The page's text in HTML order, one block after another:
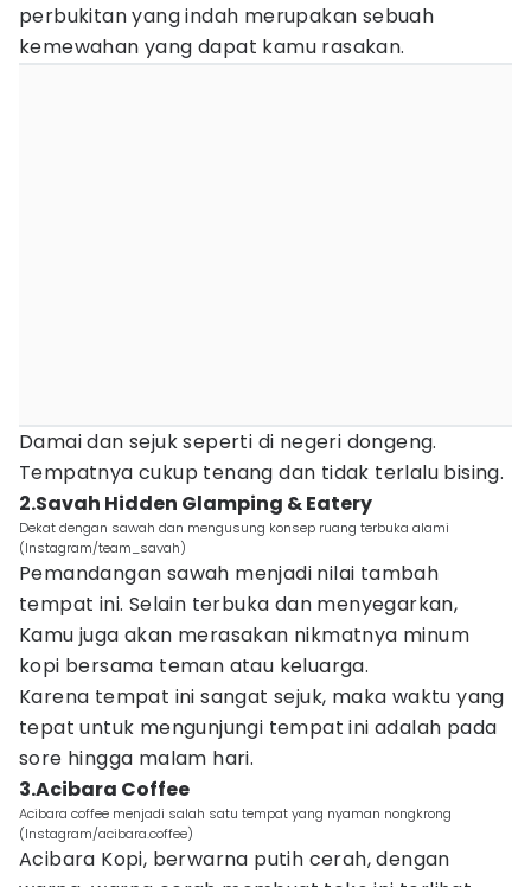
perbukitan yang indah merupakan sebuah
kemewahan yang dapat kamu rasakan.
Damai dan sejuk seperti di negeri dongeng.
Tempatnya cukup tenang dan tidak terlalu bising.
2.Savah Hidden Glamping & Eatery
Dekat dengan sawah dan mengusung konsep ruang terbuka alami
(Instagram/team_savah)
Pemandangan sawah menjadi nilai tambah
tempat ini. Selain terbuka dan menyegarkan,
Kamu juga akan merasakan nikmatnya minum
kopi bersama teman atau keluarga.
Karena tempat ini sangat sejuk, maka waktu yang
tepat untuk mengunjungi tempat ini adalah pada
sore hingga malam hari.
3.Acibara Coffee
Acibara coffee menjadi salah satu tempat yang nyaman nongkrong
(Instagram/acibara.coffee)
Acibara Kopi, berwarna putih cerah, dengan